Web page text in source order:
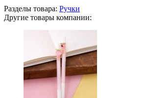
Разделы товара: Ручки
Другие товары компании: